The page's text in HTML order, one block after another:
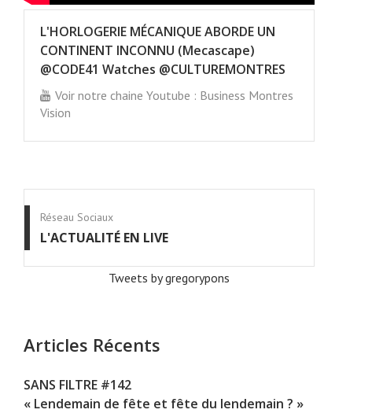
L'HORLOGERIE MÉCANIQUE ABORDE UN
CONTINENT INCONNU (Mecascape)
@CODE41 Watches @CULTUREMONTRES
Voir notre chaine Youtube : Business Montres
Vision
Réseau Sociaux
L'ACTUALITÉ EN LIVE
Tweets by gregorypons
Articles Récents
SANS FILTRE #142
« Lendemain de fête et fête du lendemain ? »